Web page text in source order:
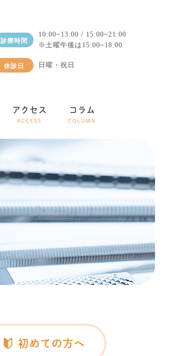
診療時間
10:00~13:00 / 15:00~21:00
※土曜午後は15:00~18:00
休診日 日曜・祝日
アクセス
ACCESS
コラム
COLUMN
初めての方へ